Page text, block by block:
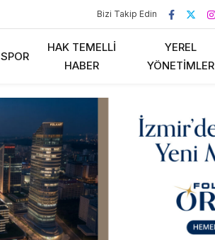
Bizi Takip Edin
SPOR
HAK TEMELLI
HABER
YEREL
YÖNETIMLER